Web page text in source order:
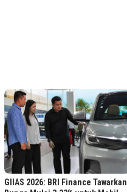
GIIAS 2026: BRI Finance Tawarkan